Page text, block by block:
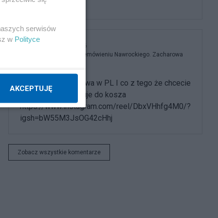
Opcji jest kilka.
8.08.2026, 17:56
Kreml wściekły po przemówieniu Nawrockiego. Zacharowa
demokracja fasadowa w PL I co z tego że chcecie
referendum - wędruje do kosza
https://www.instagram.com/reel/DbxVHhfg4M0/?
igsh=bW55M3JsOG42cHhj
Zobacz wszystkie komentarze
serwisów
w Polityce
AKCEPTUJĘ